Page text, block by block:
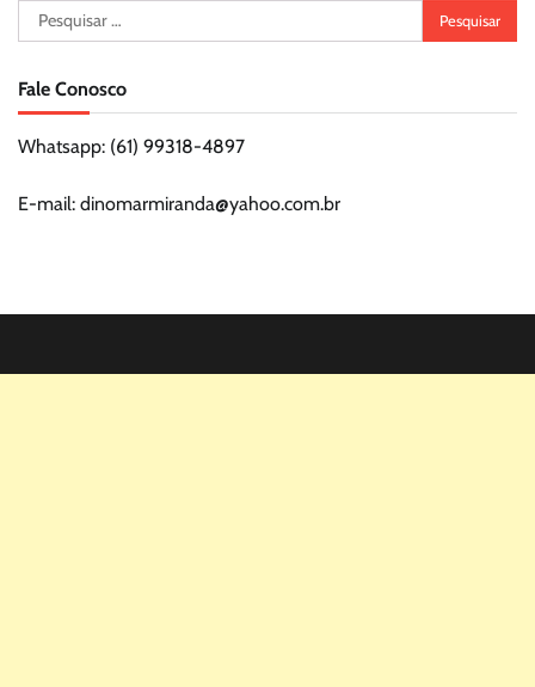
Pesquisar
por:
Fale Conosco
Whatsapp: (61) 99318-4897
E-mail: dinomarmiranda@yahoo.com.br